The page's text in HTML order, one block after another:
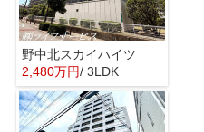
野中北スカイハイツ
2,480万円/ 3LDK